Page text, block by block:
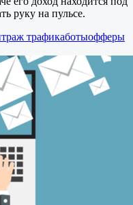
руку на пульсе.
трафикаботыофферы